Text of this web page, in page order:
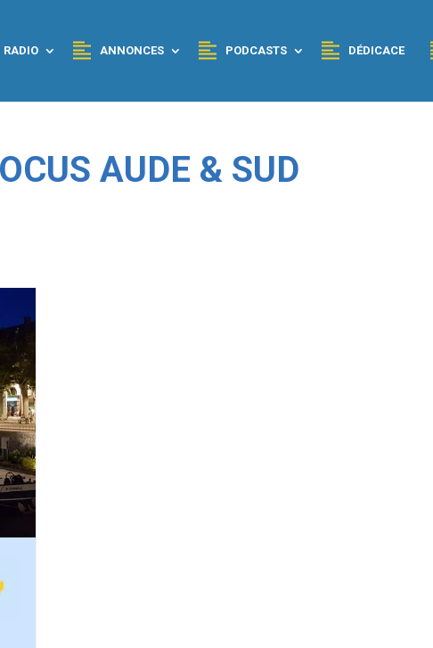
RADIO ANNONCES PODCASTS DÉDICACE
AUDE & SUD